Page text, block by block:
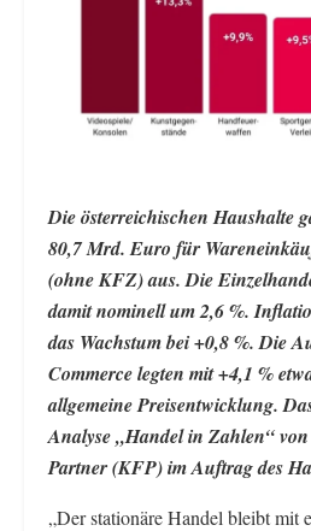
Die österreichischen Haushalte
80,7 Mrd. Euro für
(ohne KFZ) aus. Die
damit nominell um 2,6 %.
das Wachstum bei +0,8 %. Die
Commerce legten mit +4,1 %
allgemeine Preisentwicklung.
Analyse „Handel in Zahlen“
Partner (KFP) im Auftrag des
„Der stationäre Handel bleibt mit